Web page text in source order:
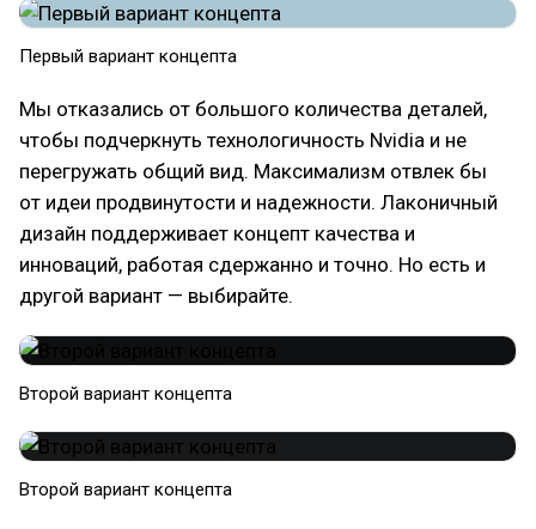
Первый вариант концепта
Мы отказались от большого количества деталей,
чтобы подчеркнуть технологичность Nvidia и не
перегружать общий вид. Максимализм отвлек бы
от идеи продвинутости и надежности. Лаконичный
дизайн поддерживает концепт качества и
инноваций, работая сдержанно и точно. Но есть и
другой вариант — выбирайте.
Второй вариант концепта
Второй вариант концепта